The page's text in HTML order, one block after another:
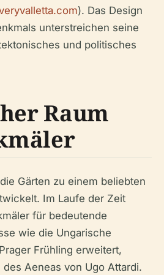
). Das Design
unterstreichen seine
und politisches
Raum
Gärten zu einem beliebten
Im Laufe der Zeit
für bedeutende
wie die Ungarische
Frühling erweitert,
Aeneas von Ugo Attardi.